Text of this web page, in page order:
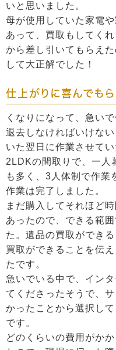
いと思いました。
母が使用していた家電
あって、買取もしてく
から差し引いてもらえ
して大正解でした！
仕上がりに喜んでも
くなりになって、急い
退去しなければいけな
いた翌日に作業させてい
2LDKの間取りで、一人
も多く、3人体制で作業
作業は完了しました。
まだ購入してそれほど
あったので、できる範
た。遺品の買取ができ
買取ができることを伝
たです。
急いでいる中で、イン
てくださったそうで、
かったことから選択し
です。
どのくらいの費用がか